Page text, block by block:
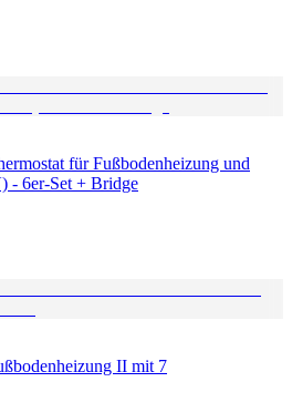
für Fußbodenheizung und
- 6er-Set + Bridge
II mit 7